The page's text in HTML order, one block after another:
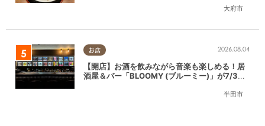
大府市
お店
半田市
2026.08.04
【開店】お酒を飲みながら音楽も楽しめる！居
酒屋＆バー「BLOOMY (ブルーミー)」が7/3